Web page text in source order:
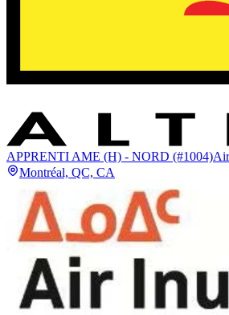
APPRENTI AME (H) - NORD (#1004)
Montréal, QC, CA